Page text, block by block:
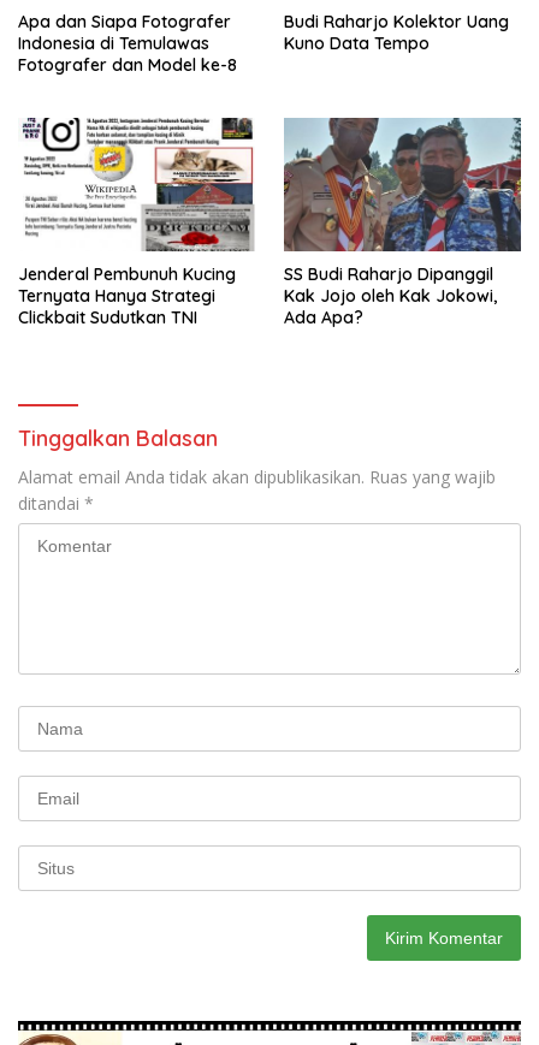
Apa dan Siapa Fotografer
Indonesia di Temulawas
Fotografer dan Model ke-8
Budi Raharjo Kolektor Uang
Kuno Data Tempo
Jenderal Pembunuh Kucing
Ternyata Hanya Strategi
Clickbait Sudutkan TNI
SS Budi Raharjo Dipanggil
Kak Jojo oleh Kak Jokowi,
Ada Apa?
Tinggalkan Balasan
Alamat email Anda tidak akan dipublikasikan. Ruas yang wajib
ditandai *